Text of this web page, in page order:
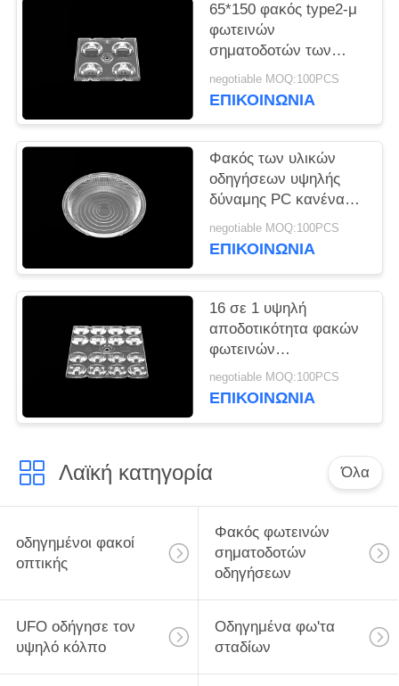
ΠΟΛΙΤΙΚΉ
ΜΥΣΤΙΚΌΤΗΤΑΣ
65*150 φακός type2-μ
φωτεινών
σηματοδοτών των
οδηγήσεων γωνίας
ακτίνων βαθμού για
negotiable MOQ:100PCS
ΕΠΙΚΟΙΝΩΝΊΑ
Φακός των υλικών
οδηγήσεων υψηλής
δύναμης PC κανένας
υδράργυρος που
προστίθεται για τον
negotiable MOQ:100PCS
ΕΠΙΚΟΙΝΩΝΊΑ
16 σε 1 υψηλή
αποδοτικότητα φακών
φωτεινών
σηματοδοτών των
οδηγήσεων Bridgelux
negotiable MOQ:100PCS
ΕΠΙΚΟΙΝΩΝΊΑ
Λαϊκή κατηγορία Όλα
οδηγημένοι φακοί
οπτικής
Φακός φωτεινών
σηματοδοτών
οδηγήσεων
UFO οδήγησε τον
υψηλό κόλπο
Οδηγημένα φω'τα
σταδίων